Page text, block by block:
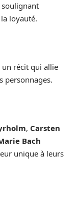
soulignant
loyauté.
un récit qui allie
personnages.
, Carsten
Bach
unique à leurs